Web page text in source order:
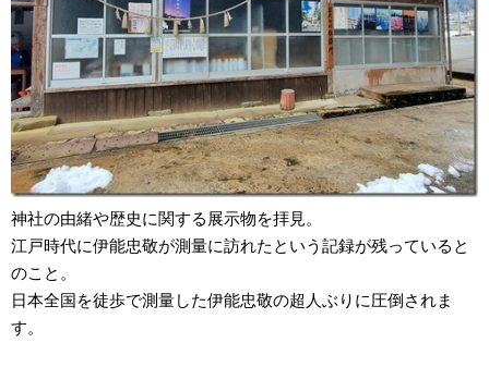
神社の由緒や歴史に関する展示物を拝見。
江戸時代に伊能忠敬が測量に訪れたという記録が残っていると
のこと。
日本全国を徒歩で測量した伊能忠敬の超人ぶりに圧倒されま
す。